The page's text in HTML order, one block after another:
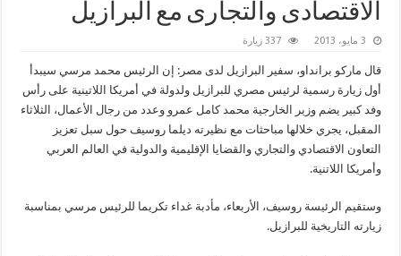
الاقتصادى والتجارى مع البرازيل
3 مايو، 2013 337 زيارة
قال ماركو برانداو، سفير البرازيل لدى مصر: إن الرئيس محمد مرسي سيبدأ
أول زيارة رسمية لرئيس مصري للبرازيل ولدولة في أمريكا اللاتينية على رأس
وفد كبير يضم وزير الخارجية محمد كامل عمرو وعدد من رجال الأعمال، الثلاثاء
المقبل، يجري خلالها مباحثات مع نظيرته ديلما روسيف حول سبل تعزيز
التعاون الاقتصادي والتجاري والقضايا الإقليمية والدولية في العالم العربي
وأمريكا اللاتنية.
وستقيم الرئيسة روسيف، الأربعاء، مأدبة غداء تكريما للرئيس مرسي بمناسبة
زيارته التاريخية للبرازيل.